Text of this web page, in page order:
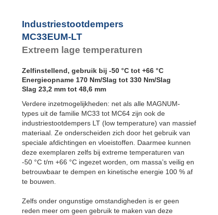
Industriestootdempers
MC33EUM-LT
Extreem lage temperaturen
Zelfinstellend, gebruik bij -50 °C tot +66 °C
Energieopname 170 Nm/Slag tot 330 Nm/Slag
Slag 23,2 mm tot 48,6 mm
Verdere inzetmogelijkheden: net als alle MAGNUM-
types uit de familie MC33 tot MC64 zijn ook de
industriestootdempers LT (low temperature) van massief
materiaal. Ze onderscheiden zich door het gebruik van
speciale afdichtingen en vloeistoffen. Daarmee kunnen
deze exemplaren zelfs bij extreme temperaturen van
-50 °C t/m +66 °C ingezet worden, om massa’s veilig en
betrouwbaar te dempen en kinetische energie 100 % af
te bouwen.
Zelfs onder ongunstige omstandigheden is er geen
reden meer om geen gebruik te maken van deze